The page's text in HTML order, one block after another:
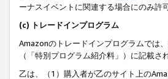
ーナスイベントに関連する場合にのみ許
(c) トレードインプログラム
Amazonのトレードインプログラムでは
（「特別プログラム紹介料」）に記載
乙は、（1）購入者が乙のサイト上の